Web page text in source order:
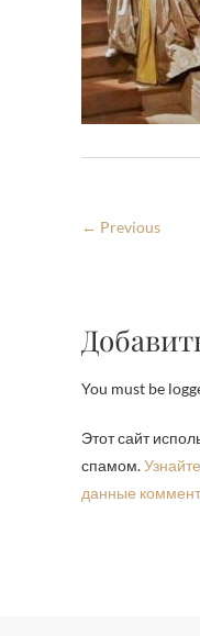
← Previous
You must be
Этот сайт
спамом.
данные